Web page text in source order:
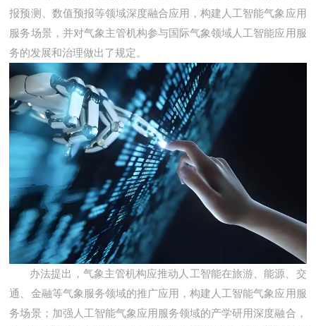
农村电商解决方案
供应链电商解决方案
类京东天猫解决方案
报预测、数值预报等领域深度融合应用，构建人工智能气象应用
服务场景，并对气象主管机构参与国际气象领域人工智能应用服
务的发展和治理做出了规定。
办法提出，气象主管机构应推动人工智能在旅游、能源、交
通、金融等气象服务领域的推广应用，构建人工智能气象应用服
务场景；加强人工智能气象应用服务领域的产学研用深度融合，